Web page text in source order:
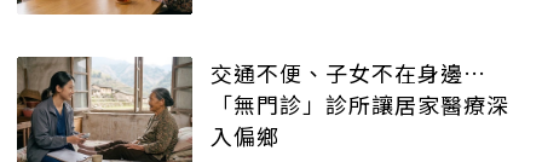
交通不便、子女不在身邊…
「無門診」診所讓居家醫療深
入偏鄉